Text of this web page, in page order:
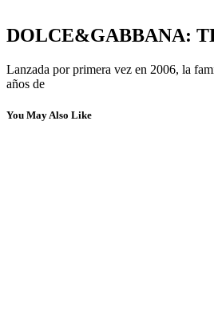
DOLCE&GABBANA:
Lanzada por primera vez en 2006, la
años de
You May Also Like